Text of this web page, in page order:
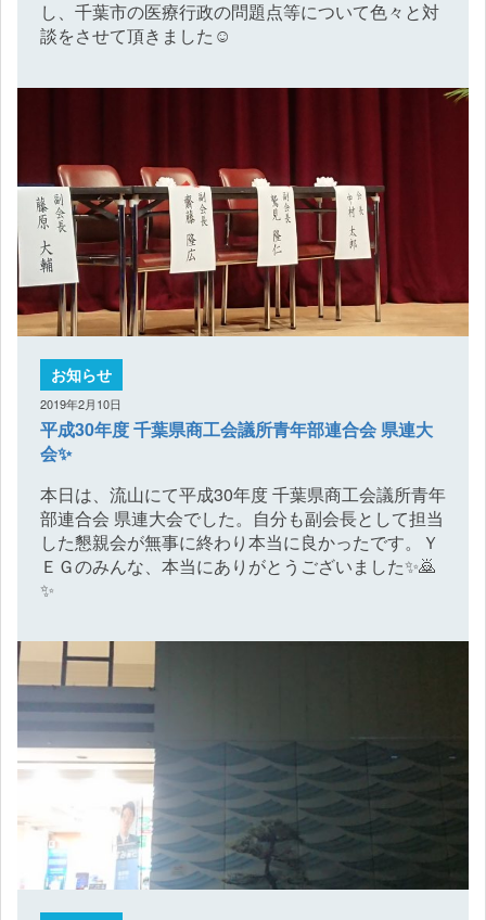
し、千葉市の医療行政の問題点等について色々と対
談をさせて頂きました☺️
お知らせ
2019年2月10日
平成30年度 千葉県商工会議所青年部連合会 県連大
会✨
本日は、流山にて平成30年度 千葉県商工会議所青年
部連合会 県連大会でした。自分も副会長として担当
した懇親会が無事に終わり本当に良かったです。Ｙ
ＥＧのみんな、本当にありがとうございました✨🙇
✨